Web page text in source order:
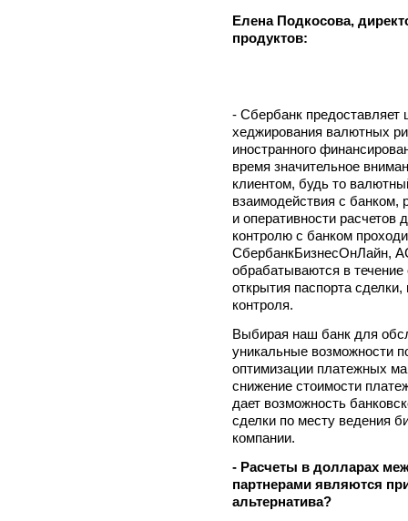
Елена Подкосова,
продуктов:
- Сбербанк предоставляет
хеджирования валютных
иностранного
время значительное
клиентом, будь то
взаимодействия с банком,
и оперативности расчетов
контролю с банком
СбербанкБизнесОнЛайн,
обрабатываются в течение
открытия паспорта
контроля.
Выбирая наш банк для
уникальные возможности
оптимизации платежных
снижение стоимости
дает возможность
сделки по месту ведения
компании.
- Расчеты в долларах
партнерами являются
альтернатива?